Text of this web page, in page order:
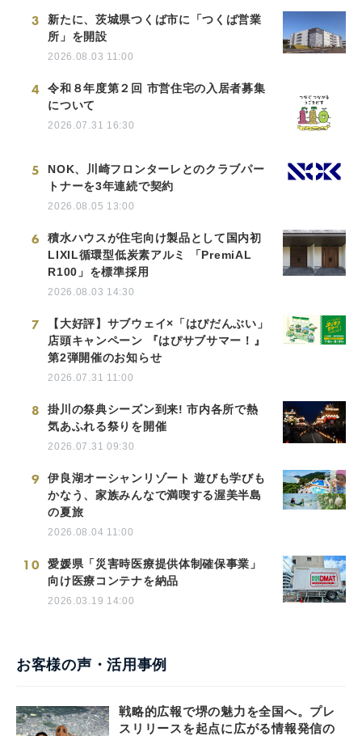
3
新たに、茨城県つくば市に「つくば営業
所」を開設
2026.08.03 11:00
4
令和８年度第２回 市営住宅の入居者募集
について
2026.07.31 16:30
5
NOK、川崎フロンターレとのクラブパー
トナーを3年連続で契約
2026.08.05 13:00
6
積水ハウスが住宅向け製品として国内初
LIXIL循環型低炭素アルミ 「PremiAL
R100」を標準採用
2026.08.03 14:30
7
【大好評】サブウェイ×「はぴだんぶい」
店頭キャンペーン 『はぴサブサマー！』
第2弾開催のお知らせ
2026.07.31 11:00
8
掛川の祭典シーズン到来! 市内各所で熱
気あふれる祭りを開催
2026.07.31 09:30
9
伊良湖オーシャンリゾート 遊びも学びも
かなう、家族みんなで満喫する渥美半島
の夏旅
2026.08.04 11:00
10
愛媛県「災害時医療提供体制確保事業」
向け医療コンテナを納品
2026.03.19 14:00
お客様の声・活用事例
戦略的広報で堺の魅力を全国へ。プレ
スリリースを起点に広がる情報発信の